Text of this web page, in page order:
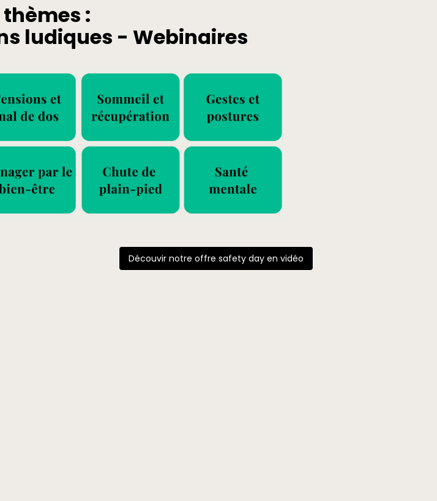
thèmes :
ludiques - Webinaires
Découvir notre offre safety day en vidéo